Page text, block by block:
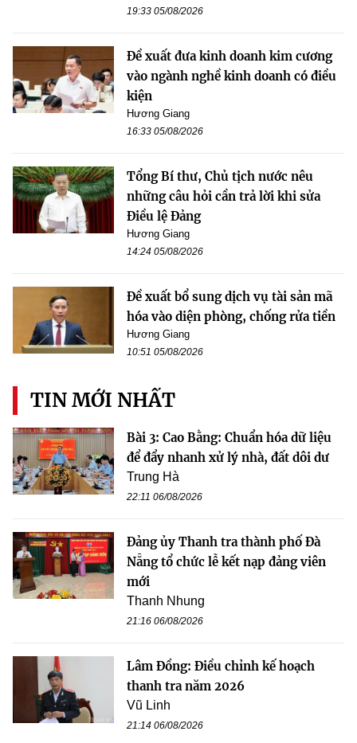
19:33 05/08/2026
Đề xuất đưa kinh doanh kim cương
vào ngành nghề kinh doanh có điều
kiện
Hương Giang
16:33 05/08/2026
Tổng Bí thư, Chủ tịch nước nêu
những câu hỏi cần trả lời khi sửa
Điều lệ Đảng
Hương Giang
14:24 05/08/2026
Đề xuất bổ sung dịch vụ tài sản mã
hóa vào diện phòng, chống rửa tiền
Hương Giang
10:51 05/08/2026
TIN MỚI NHẤT
Bài 3: Cao Bằng: Chuẩn hóa dữ liệu
để đẩy nhanh xử lý nhà, đất dôi dư
Trung Hà
22:11 06/08/2026
Đảng ủy Thanh tra thành phố Đà
Nẵng tổ chức lễ kết nạp đảng viên
mới
Thanh Nhung
21:16 06/08/2026
Lâm Đồng: Điều chỉnh kế hoạch
thanh tra năm 2026
Vũ Linh
21:14 06/08/2026